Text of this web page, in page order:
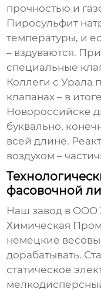
прочностью и
Пиросульфит
температуры, и
– вздуваются.
специальные
Коллеги с Урала
клапанах – в
Новороссийске
буквально,
всей длине.
воздухом –
фасовочной
Нашзавод в
Химическая
немецкие
дорабатывать.
статическое